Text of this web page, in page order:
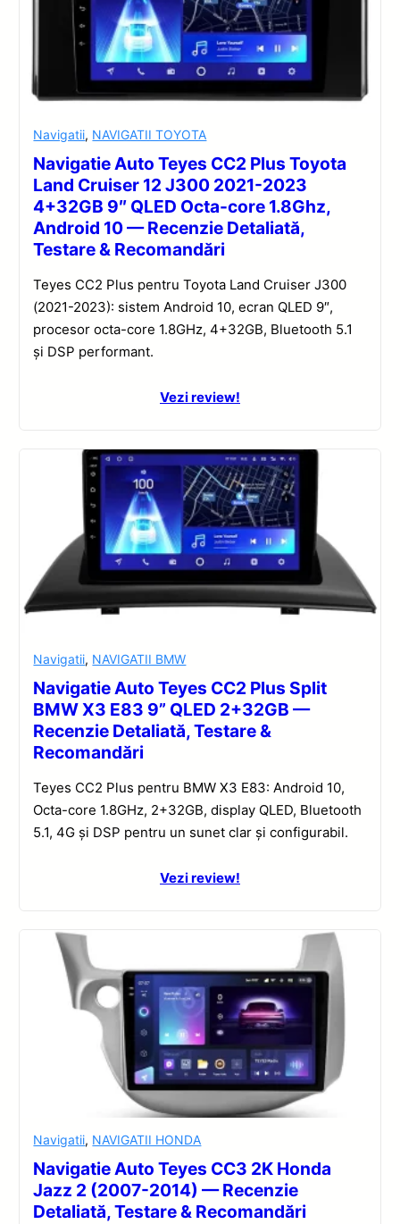
Navigatii, NAVIGATII TOYOTA
Navigatie Auto Teyes CC2 Plus Toyota
Land Cruiser 12 J300 2021-2023
4+32GB 9″ QLED Octa-core 1.8Ghz,
Android 10 — Recenzie Detaliată,
Testare & Recomandări
Teyes CC2 Plus pentru Toyota Land Cruiser J300
(2021-2023): sistem Android 10, ecran QLED 9″,
procesor octa-core 1.8GHz, 4+32GB, Bluetooth 5.1
și DSP performant.
Vezi review!
Navigatii, NAVIGATII BMW
Navigatie Auto Teyes CC2 Plus Split
BMW X3 E83 9” QLED 2+32GB —
Recenzie Detaliată, Testare &
Recomandări
Teyes CC2 Plus pentru BMW X3 E83: Android 10,
Octa-core 1.8GHz, 2+32GB, display QLED, Bluetooth
5.1, 4G și DSP pentru un sunet clar și configurabil.
Vezi review!
Navigatii, NAVIGATII HONDA
Navigatie Auto Teyes CC3 2K Honda
Jazz 2 (2007-2014) — Recenzie
Detaliată, Testare & Recomandări